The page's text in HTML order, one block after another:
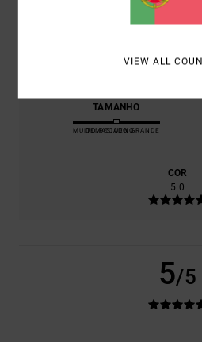
5.0
TAMANHO
MUITO PEQUENO
DEMASIADO GRANDE
COR
5.0
5/5
VIEW ALL